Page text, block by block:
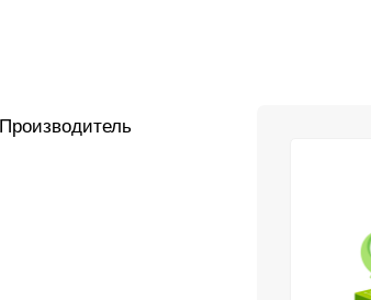
Производитель